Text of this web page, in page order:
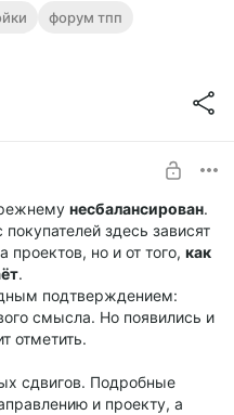
что реально
на острые
и
— про новые КРТ,
форум тпп
несбалансирован.
здесь зависят
проектов, но и от того, как
.
подтверждением:
смысла. Но появились и
отметить.
сдвигов. Подробные
и проекту, а